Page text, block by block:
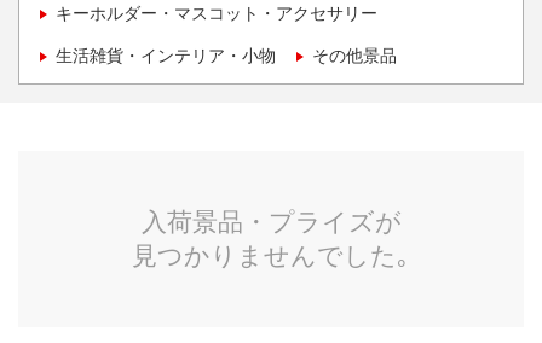
キーホルダー・マスコット・アクセサリー
生活雑貨・インテリア・小物 その他景品